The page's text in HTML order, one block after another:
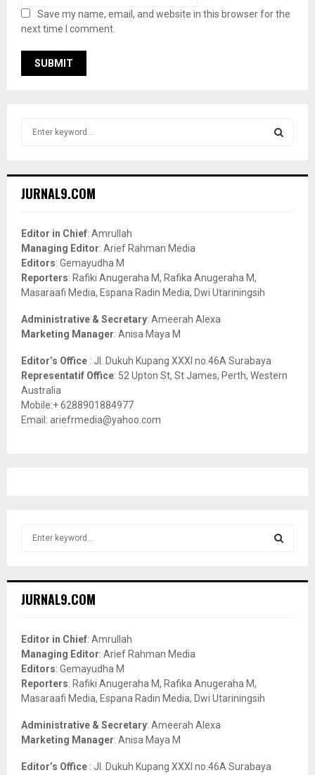
Save my name, email, and website in this browser for the
next time I comment.
h
o
r
:
JURNAL9.COM
Editor in Chief: Amrullah
Managing Editor: Arief Rahman Media
Editors: Gemayudha M
Reporters: Rafiki Anugeraha M, Rafika Anugeraha M,
Masaraafi Media, Espana Radin Media, Dwi Utariningsih
Administrative & Secretary: Ameerah Alexa
Marketing Manager: Anisa Maya M
Editor’s Office : Jl. Dukuh Kupang XXXI no.46A Surabaya
Representatif Office: 52 Upton St, St James, Perth, Western
Australia
Mobile:+ 6288901884977
Email: ariefrmedia@yahoo.com
h
o
r
:
JURNAL9.COM
Editor in Chief: Amrullah
Managing Editor: Arief Rahman Media
Editors: Gemayudha M
Reporters: Rafiki Anugeraha M, Rafika Anugeraha M,
Masaraafi Media, Espana Radin Media, Dwi Utariningsih
Administrative & Secretary: Ameerah Alexa
Marketing Manager: Anisa Maya M
Editor’s Office : Jl. Dukuh Kupang XXXI no.46A Surabaya